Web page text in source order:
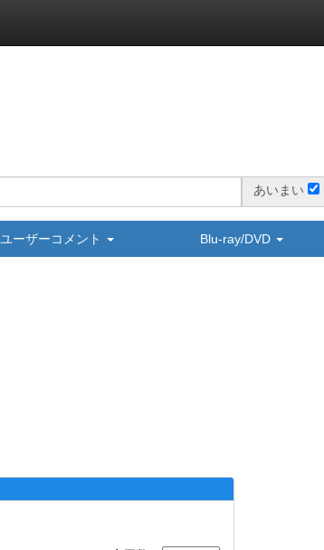
あいまい
ユーザーコメント Blu-ray/DVD